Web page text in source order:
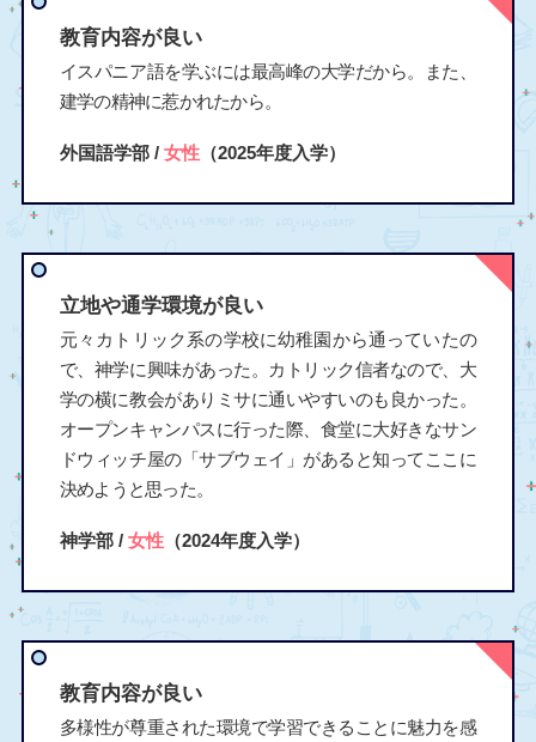
教育内容が良い
イスパニア語を学ぶには最高峰の大学だから。また、
建学の精神に惹かれたから。
外国語学部 / 女性（2025年度入学）
立地や通学環境が良い
元々カトリック系の学校に幼稚園から通っていたの
で、神学に興味があった。カトリック信者なので、大
学の横に教会がありミサに通いやすいのも良かった。
オープンキャンパスに行った際、食堂に大好きなサン
ドウィッチ屋の「サブウェイ」があると知ってここに
決めようと思った。
神学部 / 女性（2024年度入学）
教育内容が良い
多様性が尊重された環境で学習できることに魅力を感